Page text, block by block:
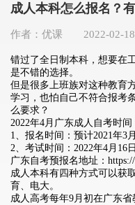
成人本科怎么报名？
作者：优课 2022-02-18
错过了全日制本科，想要在
是不错的选择。
但是很多上班族对这种教育
学习，也怕自己不符合报考
么要求？
2022年4月广东成人自考时间
1、报名时间：预计2021年3
2、考试时间：2022年4月16
广东自考预报名地址：
成人本科有四种方式可以获
育、电大。
成人高考每年9月初在广东